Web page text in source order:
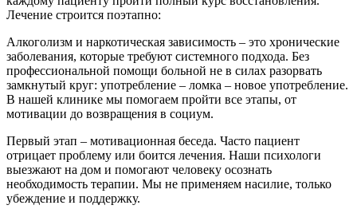
Лечение строится поэтапно:
Алкоголизм и наркотическая зависимость – это хронические
заболевания, которые требуют системного подхода. Без
профессиональной помощи больной не в силах разорвать
замкнутый круг: употребление – ломка – новое употребление.
В нашей клинике мы помогаем пройти все этапы, от
мотивации до возвращения в социум.
Первый этап – мотивационная беседа. Часто пациент
отрицает проблему или боится лечения. Наши психологи
выезжают на дом и помогают человеку осознать
необходимость терапии. Мы не применяем насилие, только
убеждение и поддержку.